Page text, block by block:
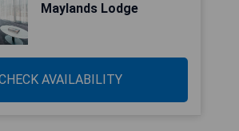
Maylands Lodge
AVAILABILITY